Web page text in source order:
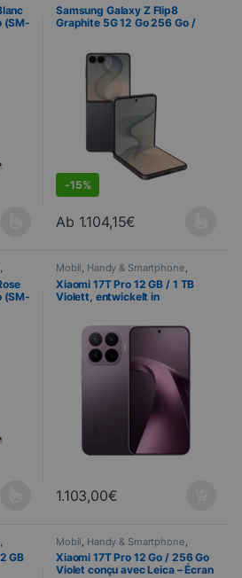
(SM-
Ausführungen erhältlich.
PROMOTIONS, Samsung ,
Telefonie
Samsung Galaxy Z Flip8
Graphite 5G 12 Go 256 Go /
-15%
Ab 1.104,15€
Dieses Produkt ist in
,
(SM-
Ausführungen erhältlich.
Mobil, Handy & Smartphone,
Telefonie
Xiaomi 17T Pro 12 GB / 1 TB
Violett, entwickelt in
dreifache Leica-Kamera mit 50
1.103,00€
GB
Mobil Handy & Smartphone
Telefonie
Xiaomi 17T Pro 12 Go / 256 Go
Violet conçu avec Leica – Écran